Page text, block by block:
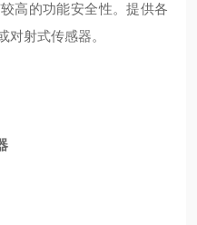
高的功能安全性。提供各
对射式传感器。